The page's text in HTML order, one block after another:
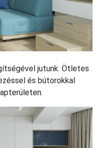
jutunk. Ötletes
és bútorokkal